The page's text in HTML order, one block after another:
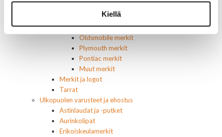
Kiellä
Lincoln merkit
Mercury merkit
Oldsmobile merkit
Plymouth merkit
Pontiac merkit
Muut merkit
Merkit ja logot
Tarrat
Ulkopuolen varusteet ja ehostus
Astinlaudat ja -putket
Aurinkolipat
Erikoiskeulamerkit